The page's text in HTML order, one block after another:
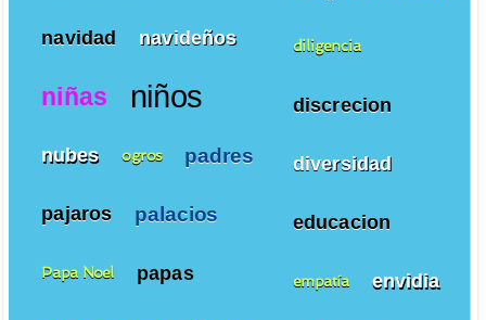
diligencia
discrecion
diversidad
educacion
empatía envidia
navidad navideños
niñas niños
nubes ogros padres
pajaros palacios
Papa Noel papas